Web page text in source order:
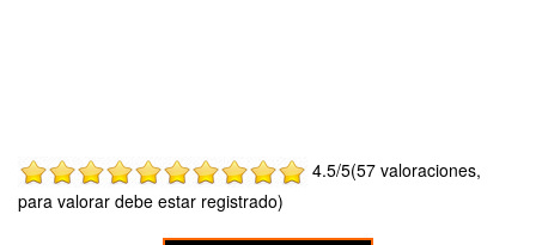
4.5/5(57 valoraciones,
para valorar debe estar registrado)